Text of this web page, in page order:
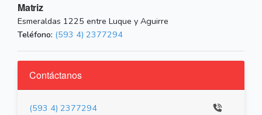
Matriz
Esmeraldas 1225 entre Luque y Aguirre
Teléfono: (593 4) 2377294
Contáctanos
(593 4) 2377294